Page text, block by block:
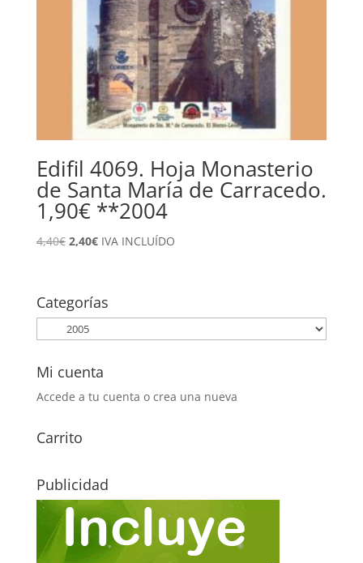
Edifil 4069. Hoja Monasterio
de Santa María de Carracedo.
1,90€ **2004
4,40€ El
era:
4,40€.
2,40€El
es:
2,40€.
IVA INCLUÍDO
Categorías
Mi cuenta
Accede a tu cuenta o crea una nueva
Carrito
Publicidad